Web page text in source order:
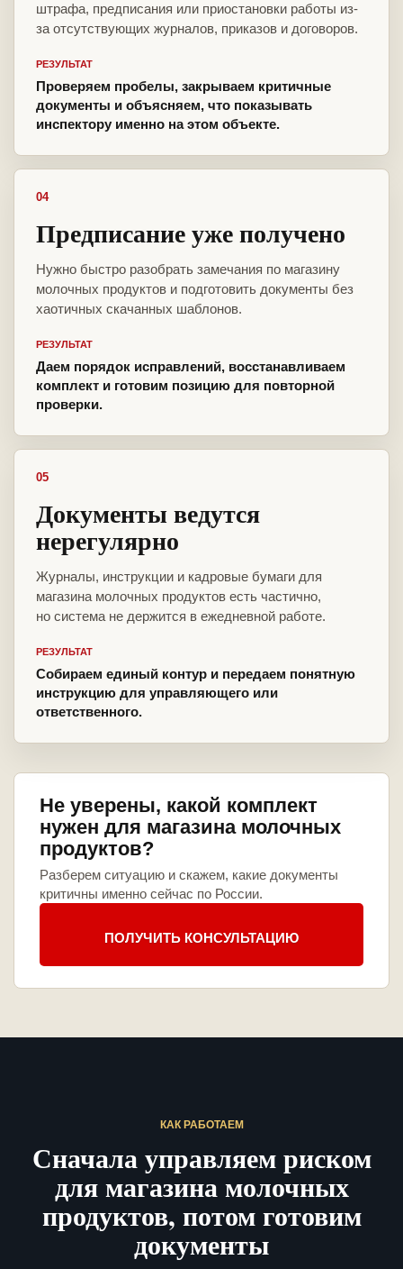
штрафа, предписания или приостановки работы из-
за отсутствующих журналов, приказов и договоров.
РЕЗУЛЬТАТ
Проверяем пробелы, закрываем критичные
документы и объясняем, что показывать
инспектору именно на этом объекте.
04
Предписание уже получено
Нужно быстро разобрать замечания по магазину
молочных продуктов и подготовить документы без
хаотичных скачанных шаблонов.
РЕЗУЛЬТАТ
Даем порядок исправлений, восстанавливаем
комплект и готовим позицию для повторной
проверки.
05
Документы ведутся
нерегулярно
Журналы, инструкции и кадровые бумаги для
магазина молочных продуктов есть частично,
но система не держится в ежедневной работе.
РЕЗУЛЬТАТ
Собираем единый контур и передаем понятную
инструкцию для управляющего или
ответственного.
Не уверены, какой комплект
нужен для магазина молочных
продуктов?
Разберем ситуацию и скажем, какие документы
критичны именно сейчас по России.
ПОЛУЧИТЬ КОНСУЛЬТАЦИЮ
КАК РАБОТАЕМ
Сначала управляем риском
для магазина молочных
продуктов, потом готовим
документы